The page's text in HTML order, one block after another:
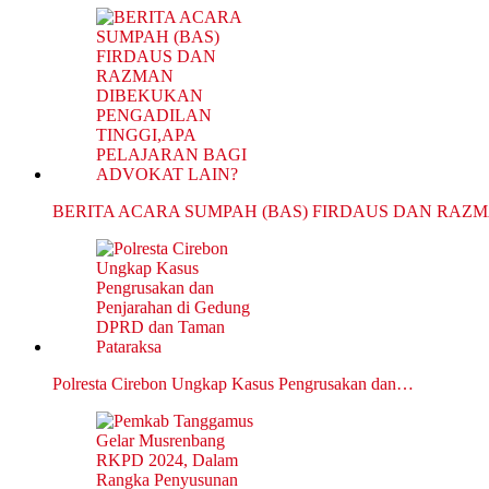
BERITA ACARA SUMPAH (BAS) FIRDAUS DAN
Polresta Cirebon Ungkap Kasus Pengrusakan dan…